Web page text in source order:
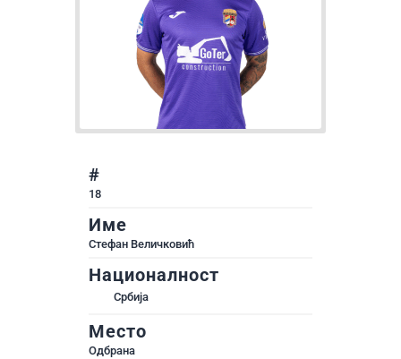
#
18
Име
Стефан Величковић
Националност
Србија
Место
Одбрана